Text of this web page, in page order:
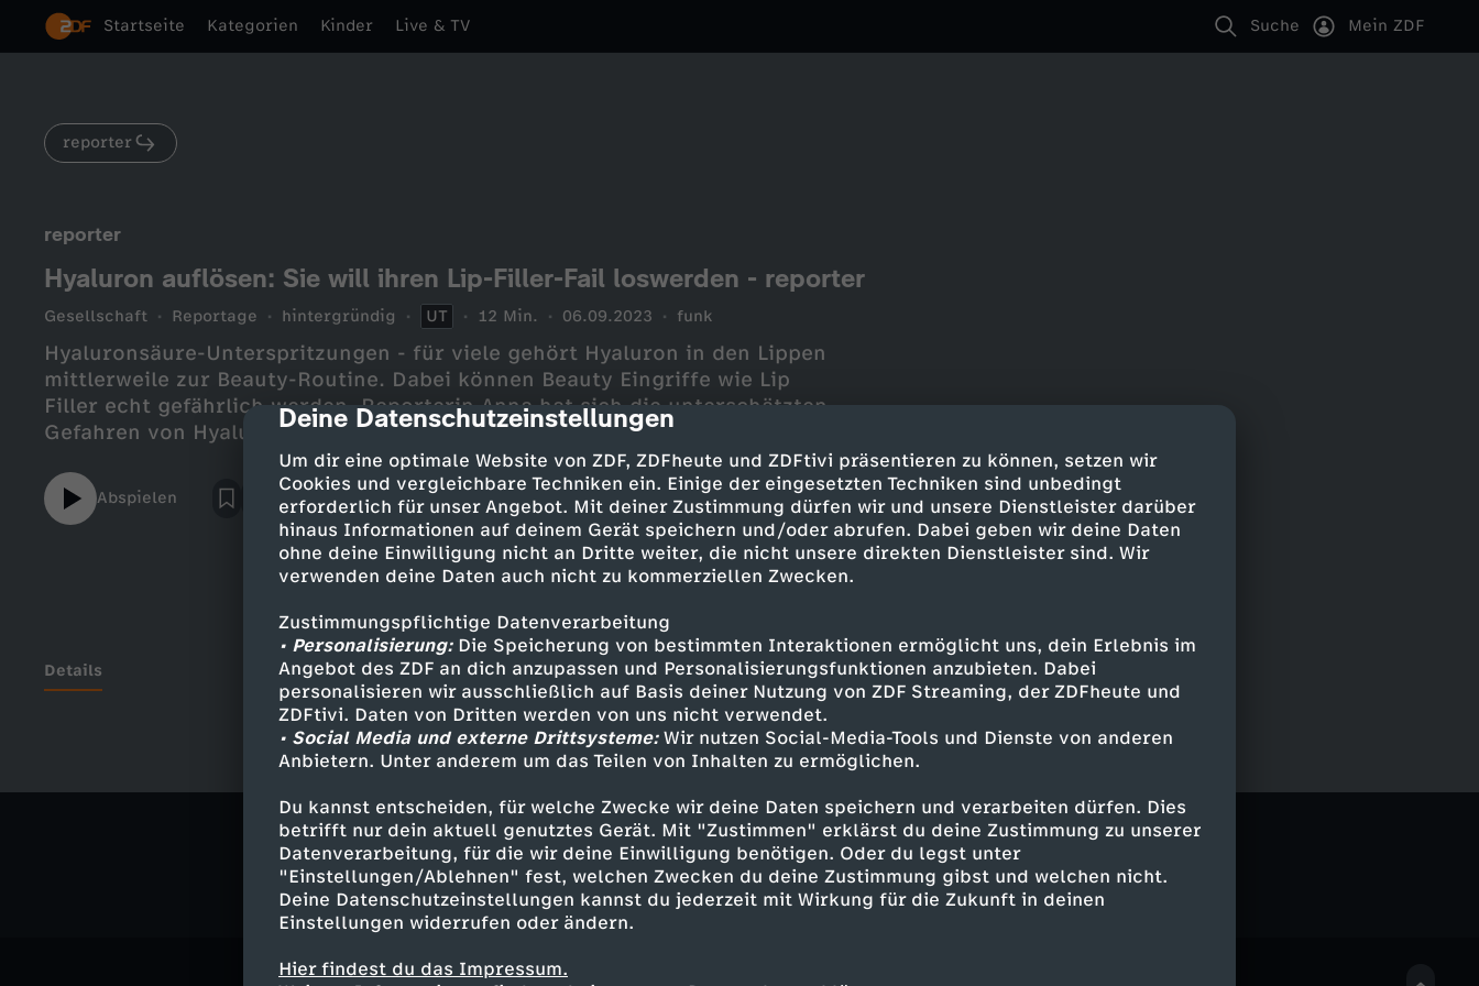
cmp-dialog-description
Deine Datenschutzeinstellungen
Um dir eine optimale Website von ZDF, ZDFheute und ZDFtivi präsentieren zu können, setzen wir
Cookies und vergleichbare Techniken ein. Einige der eingesetzten Techniken sind unbedingt
erforderlich für unser Angebot. Mit deiner Zustimmung dürfen wir und unsere Dienstleister darüber
hinaus Informationen auf deinem Gerät speichern und/oder abrufen. Dabei geben wir deine Daten
ohne deine Einwilligung nicht an Dritte weiter, die nicht unsere direkten Dienstleister sind. Wir
verwenden deine Daten auch nicht zu kommerziellen Zwecken.
Zustimmungspflichtige Datenverarbeitung
• Personalisierung:Die Speicherung von bestimmten Interaktionen ermöglicht uns, dein Erlebnis im
Angebot des ZDF an dich anzupassen und Personalisierungsfunktionen anzubieten. Dabei
personalisieren wir ausschließlich auf Basis deiner Nutzung von ZDF Streaming, der ZDFheute und
ZDFtivi. Daten von Dritten werden von uns nicht verwendet.
• Social Media und externe Drittsysteme:Wir nutzen Social-Media-Tools und Dienste von anderen
Anbietern. Unter anderem um das Teilen von Inhalten zu ermöglichen.
Du kannst entscheiden, für welche Zwecke wir deine Daten speichern und verarbeiten dürfen. Dies
betrifft nur dein aktuell genutztes Gerät. Mit "Zustimmen" erklärst du deine Zustimmung zu unserer
Datenverarbeitung, für die wir deine Einwilligung benötigen. Oder du legst unter
"Einstellungen/Ablehnen" fest, welchen Zwecken du deine Zustimmung gibst und welchen nicht.
Deine Datenschutzeinstellungen kannst du jederzeit mit Wirkung für die Zukunft in deinen
Einstellungen widerrufen oder ändern.
Hier findest du das Impressum.
Startseite Kategorien Kinder Live & TV Suche Mein ZDF
reporter
reporter
Hyaluron auflösen: Sie will ihren Lip-Filler-Fail loswerden - reporter
Gesellschaft Reportage hintergründig UT 12 Min. 06.09.2023 funk
Hyaluronsäure-Unterspritzungen - für viele gehört Hyaluron in den Lippen
mittlerweile zur Beauty-Routine. Dabei können Beauty Eingriffe wie Lip
Filler echt gefährlich werden. Reporterin Anna hat sich die unterschätzten
Gefahren von Hyaluron-Spritzen angeschaut und ist dabei, wenn
Hyaluronsäure mit Hilfe von Hylase wieder aufgelöst wird.
Abspielen
Details
Ähnliche Inhalte entdecken
Gesellschaft Reportage hintergründig Untertitel reporter